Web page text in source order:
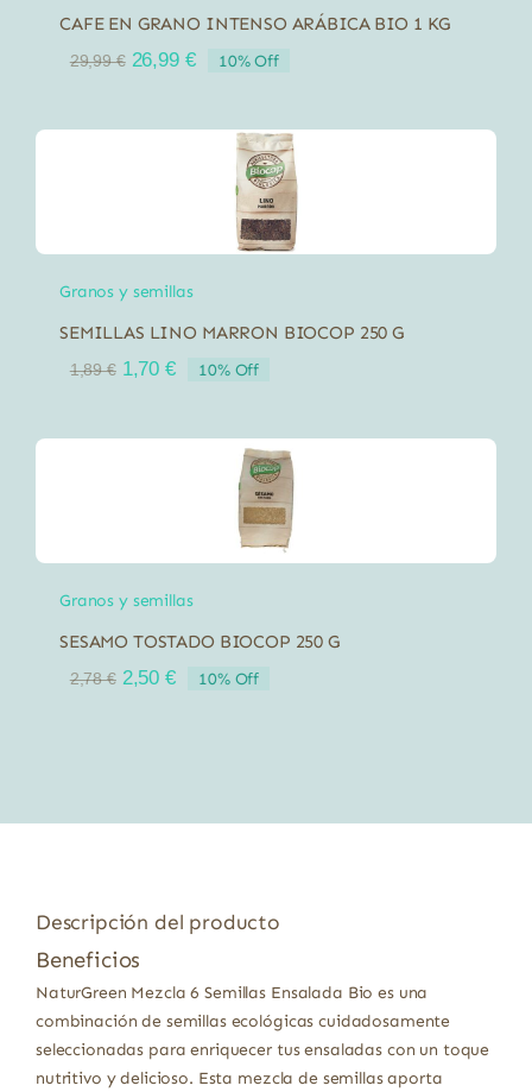
CAFE EN GRANO INTENSO ARÁBICA BIO 1 KG
29,99€ El
era:
26,99 €El
es:
26,99 €.
10% Off
Granos y semillas
SEMILLAS LINO MARRON BIOCOP 250 G
1,89€ El
era:
1,70 €El
es:
10% Off
Granos y semillas
SESAMO TOSTADO BIOCOP 250 G
2,78€ El
2,50 €El
10% Off
Descripción del producto
Beneficios
NaturGreen Mezcla 6 Semillas Ensalada Bio es una
combinación de semillas ecológicas cuidadosamente
seleccionadas para enriquecer tus ensaladas con un toque
nutritivo y delicioso. Esta mezcla de semillas aporta